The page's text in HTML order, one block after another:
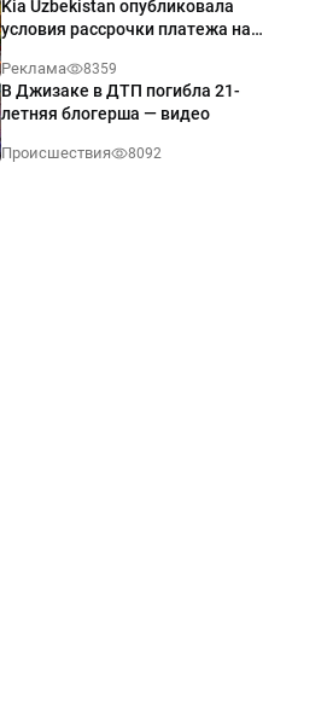
Kia Uzbekistan опубликовала
условия рассрочки платежа на
годовых
Реклама 8359
В Джизаке в ДТП погибла 21-
летняя блогерша — видео
Происшествия 8092